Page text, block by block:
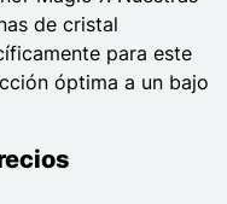
de cristal
para este
óptima a un bajo